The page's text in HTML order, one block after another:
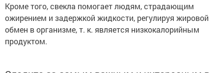
Кроме того, свекла помогает людям, страдающим
ожирением и задержкой жидкости, регулируя жировой
обмен в организме, т. к. является низкокалорийным
продуктом.